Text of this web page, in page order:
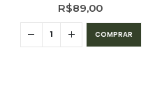
R$89,00
COMPRAR